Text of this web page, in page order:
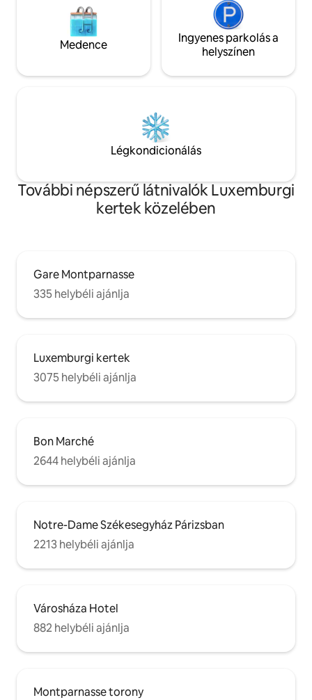
Medence
Ingyenes parkolás a
helyszínen
Légkondicionálás
További népszerű látnivalók Luxemburgi
kertek közelében
Gare Montparnasse
335 helybéli ajánlja
Luxemburgi kertek
3075 helybéli ajánlja
Bon Marché
2644 helybéli ajánlja
Notre-Dame Székesegyház Párizsban
2213 helybéli ajánlja
Városháza Hotel
882 helybéli ajánlja
Montparnasse torony